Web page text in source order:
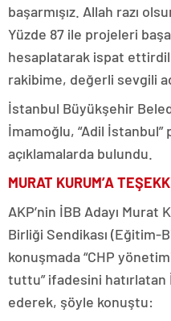
başarmışız. Allah razı
Yüzde 87 ile projeleri
hesaplatarak ispat
rakibime, değerli sevgili
İstanbul Büyükşehir
İmamoğlu, “Adil İstanbul”
açıklamalarda bulundu.
MURAT KURUM’A
AKP’nin İBB Adayı Murat
Birliği Sendikası (Eğitim-
konuşmada “CHP
tuttu” ifadesini
ederek, şöyle konuştu: